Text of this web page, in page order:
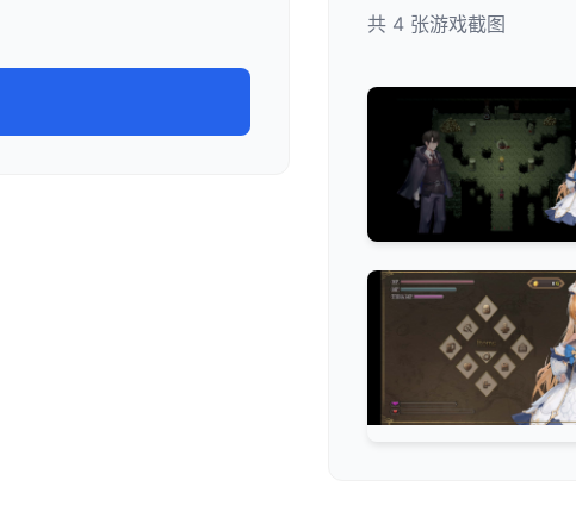
共 4 张游戏截图